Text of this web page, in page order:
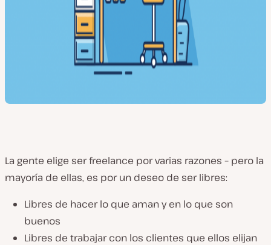
La gente elige ser freelance por varias razones – pero la
mayoría de ellas, es por un deseo de ser libres:
Libres de hacer lo que aman y en lo que son
buenos
Libres de trabajar con los clientes que ellos elijan